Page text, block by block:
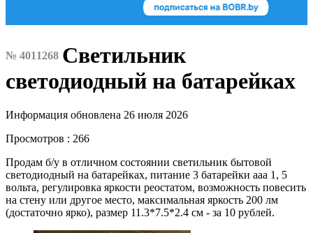
№ 4011268 Светильник
светодиодный на батарейках
Информация обновлена 26 июля 2026
Просмотров : 266
Продам б/у в отличном состоянии светильник бытовой
светодиодный на батарейках, питание 3 батарейки ааа 1, 5
вольта, регулировка яркости реостатом, возможность повесить
на стену или другое место, максимальная яркость 200 лм
(достаточно ярко), размер 11.3*7.5*2.4 см - за 10 рублей.